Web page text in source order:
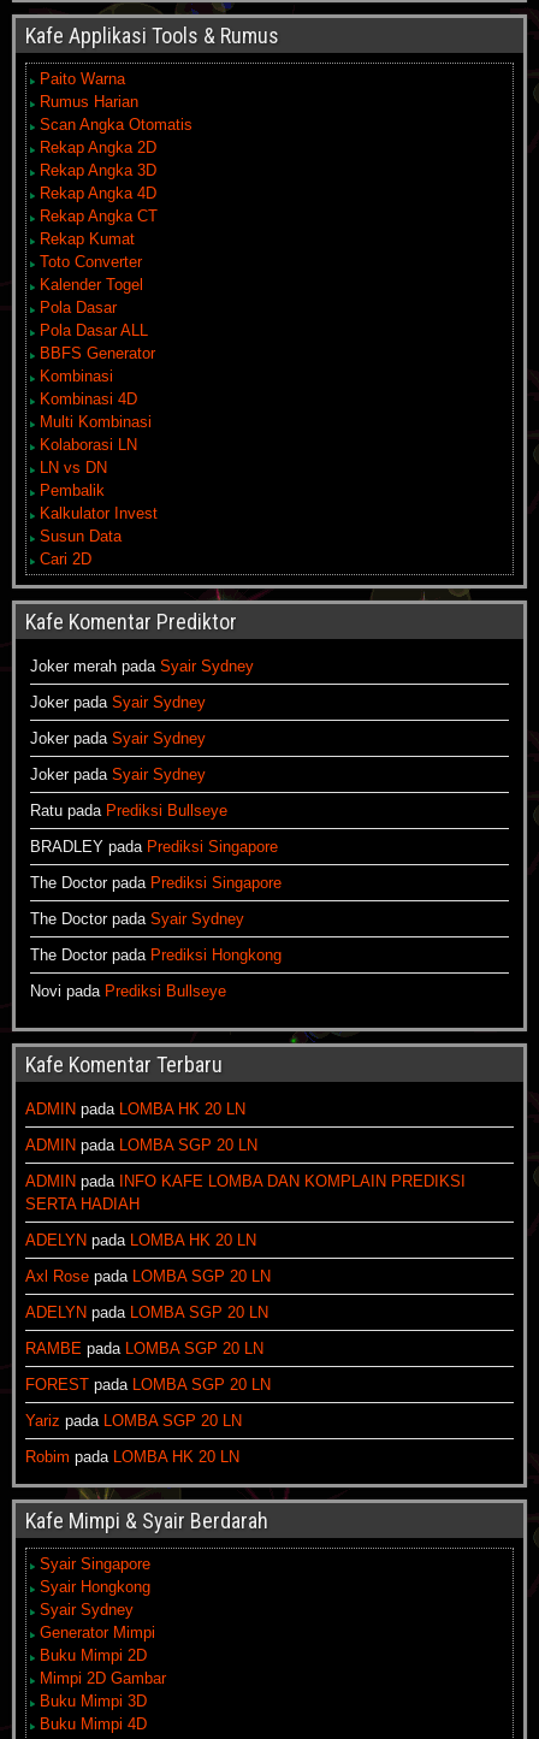
Kafe Applikasi Tools & Rumus
Paito Warna
Rumus Harian
Scan Angka Otomatis
Rekap Angka 2D
Rekap Angka 3D
Rekap Angka 4D
Rekap Angka CT
Rekap Kumat
Toto Converter
Kalender Togel
Pola Dasar
Pola Dasar ALL
BBFS Generator
Kombinasi
Kombinasi 4D
Multi Kombinasi
Kolaborasi LN
LN vs DN
Pembalik
Kalkulator Invest
Susun Data
Cari 2D
Kafe Komentar Prediktor
Joker merah pada Syair Sydney
Jokerpada Syair Sydney
Jokerpada Syair Sydney
Jokerpada Syair Sydney
Ratu pada Prediksi Bullseye
BRADLEY pada Prediksi Singapore
The Doctorpada Prediksi Singapore
The Doctorpada Syair Sydney
The Doctorpada Prediksi Hongkong
Novi pada Prediksi Bullseye
Kafe Komentar Terbaru
ADMIN pada LOMBA HK 20 LN
ADMIN pada LOMBA SGP 20 LN
ADMIN pada INFO KAFE LOMBA DAN KOMPLAIN PREDIKSI
SERTA HADIAH
ADELYN pada LOMBA HK 20 LN
Axl Rose pada LOMBA SGP 20 LN
ADELYN pada LOMBA SGP 20 LN
RAMBE pada LOMBA SGP 20 LN
FOREST pada LOMBA SGP 20 LN
Yariz pada LOMBA SGP 20 LN
Robim pada LOMBA HK 20 LN
Kafe Mimpi & Syair Berdarah
Syair Singapore
Syair Hongkong
Syair Sydney
Generator Mimpi
Buku Mimpi 2D
Mimpi 2D Gambar
Buku Mimpi 3D
Buku Mimpi 4D